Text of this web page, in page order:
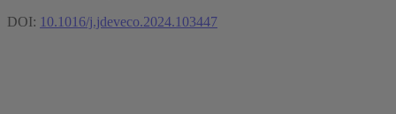
DOI: 10.1016/j.jdeveco.2024.103447